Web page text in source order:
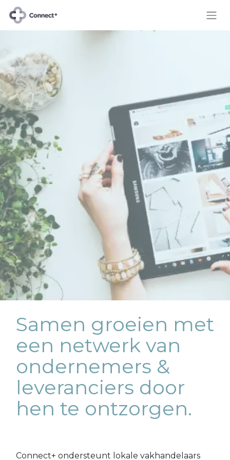
Connect+ ondersteunt lokale vakhandelaars
Samen groeien met
een netwerk van
ondernemers &
leveranciers door
hen te ontzorgen.